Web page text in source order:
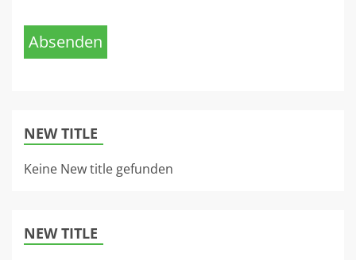
Absenden
NEW TITLE
Keine New title gefunden
NEW TITLE